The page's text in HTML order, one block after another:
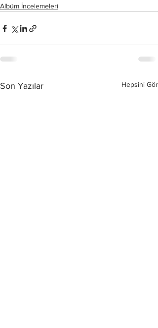
Albüm İncelemeleri
Son Yazılar Hepsini Gör